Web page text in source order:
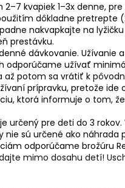
2–7 kvapiek 1–3x denne,
dôkladne pretrepte
nakvapkajte na
prestávku.
dávkovanie.
odporúčame užívať
až potom sa vrátiť k
prípravku, pretože
ktorá informuje o tom,
určený pre deti do 3
nie sú určené ako náhrada
odporúčame brožúru
mimo dosahu detí!